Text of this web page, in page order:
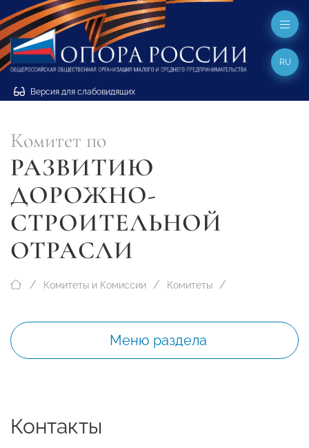
Версия для слабовидящих
RU
Комитет по
РАЗВИТИЮ
ДОРОЖНО-
СТРОИТЕЛЬНОЙ
ОТРАСЛИ
Комитеты и Комиссии Комитеты
Меню раздела
Контакты